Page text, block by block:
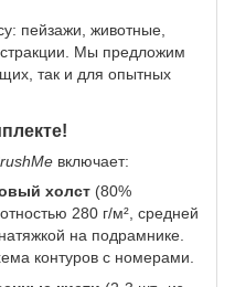
пейзажи, животные,
Мы предложим
так и для опытных
включает:
холст (80%
280 г/м², средней
на подрамнике.
контуров с номерами.